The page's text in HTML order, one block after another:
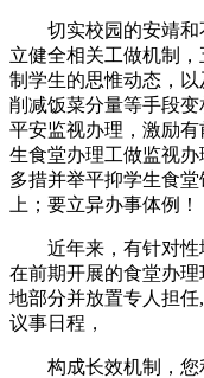
切实校园的安靖和
立健全相关工做机制
制学生的思惟动态，
削减饭菜分量等手段
平安监视办理，激励
生食堂办理工做监视办
多措并举平抑学生食
上；要立异办事体例！
近年来，有针对性
在前期开展的食堂办
地部分并放置专人担
议事日程，
构成长效机制，您